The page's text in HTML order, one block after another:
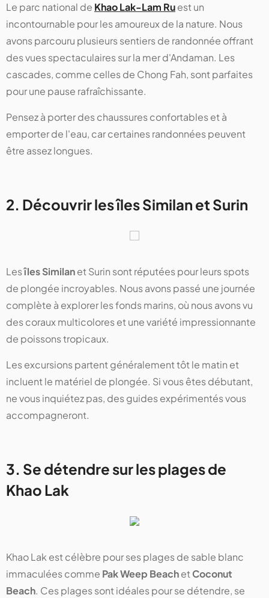
Le parc national de Khao Lak-Lam Ruest un
incontournable pour les amoureux de la nature. Nous
avons parcouru plusieurs sentiers de randonnée offrant
des vues spectaculaires sur la mer d'Andaman. Les
cascades, comme celles de Chong Fah, sont parfaites
pour une pause rafraîchissante.
Pensez à porter des chaussures confortables et à
emporter de l'eau, car certaines randonnées peuvent
être assez longues.
2. Découvrir les îles Similan et Surin
Lesîles Similanet Surin sont réputées pour leurs spots
de plongée incroyables. Nous avons passé une journée
complète à explorer les fonds marins, où nous avons vu
des coraux multicolores et une variété impressionnante
de poissons tropicaux.
Les excursions partent généralement tôt le matin et
incluent le matériel de plongée. Si vous êtes débutant,
ne vous inquiétez pas, des guides expérimentés vous
accompagneront.
3. Se détendre sur les plages de
Khao Lak
Khao Lak est célèbre pour ses plages de sable blanc
immaculées comme Pak Weep Beachet Coconut
Beach. Ces plages sont idéales pour se détendre, se